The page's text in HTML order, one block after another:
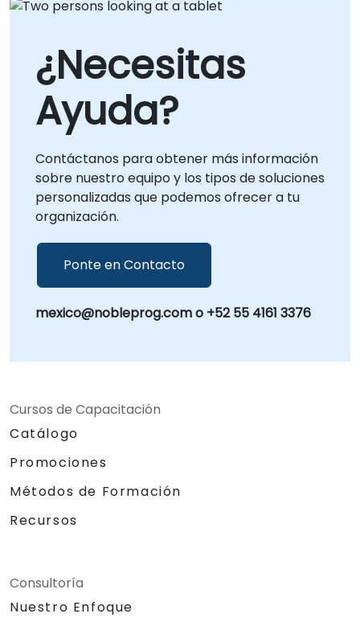
¿Necesitas
Ayuda?
Contáctanos para obtener más información
sobre nuestro equipo y los tipos de soluciones
personalizadas que podemos ofrecer a tu
organización.
Ponte en Contacto
mexico@nobleprog.com o +52 55 4161 3376
Cursos de Capacitación
Catálogo
Promociones
Métodos de Formación
Recursos
Consultoría
Nuestro Enfoque